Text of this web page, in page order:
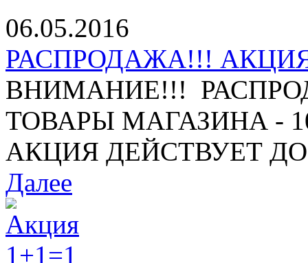
06.05.2016
РАСПРОДАЖА!!! АКЦИЯ
ВНИМАНИЕ!!!
ТОВАРЫ МАГАЗИНА -
АКЦИЯ ДЕЙСТВУЕТ
Далее